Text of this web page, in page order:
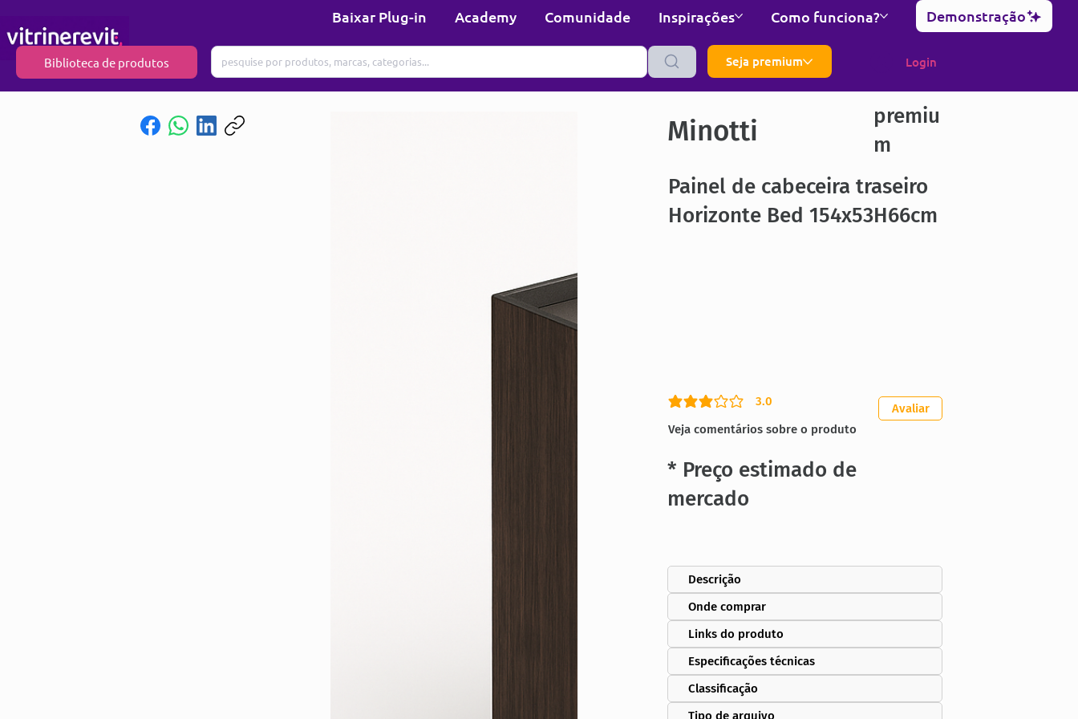
Baixar Plug-in Academy Comunidade Inspirações Como funciona? Demonstração
Biblioteca de produtos Seja premium Login
Minotti
premiu
m
Painel de cabeceira traseiro
Horizonte Bed 154x53H66cm
3.0
classificação média é 3 de 5
Veja comentários sobre o produto
Avaliar
* Preço estimado de
mercado
Descrição
Onde comprar
Links do produto
Especificações técnicas
Classificação
Tipo de arquivo